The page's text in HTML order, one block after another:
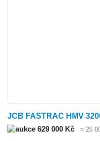
JCB FASTRAC HMV
629 000 Kč
≈ 26